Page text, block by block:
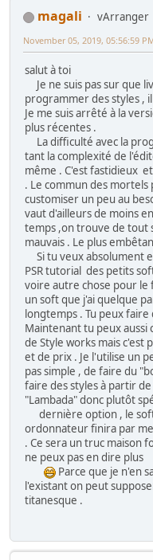
magali
vArranger
November 05, 2019, 05:56:59
salut à toi
Je ne suis pas sur que
programmer des styles ,
Je me suis arrêté à la
plus récentes .
La difficulté avec la
tant la complexité de
même . C'est fastidieux
. Le commun des
customiser un peu au
vaut d'ailleurs de moins
temps ,on trouve de tout
mauvais . Le plus
Si tu veux absolument
PSR tutorial des petits
voire autre chose pour le
un soft que j'ai quelque
longtemps . Tu peux faire
Maintenant tu peux aussi
de Style works mais c'est
et de prix . Je l'utilise un
pas simple , de faire du
faire des styles à partir
"Lambada" donc plutôt
dernière option , le
ordonnateur finira par
. Ce sera un truc maison
ne peux pas en dire plus
Parce que je n'en
l'existant on peut
titanesque .